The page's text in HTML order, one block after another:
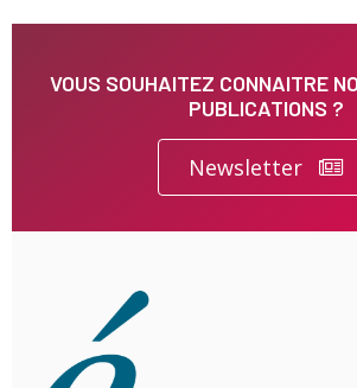
VOUS SOUHAITEZ CONNAITRE
PUBLICATIONS ?
Newsletter